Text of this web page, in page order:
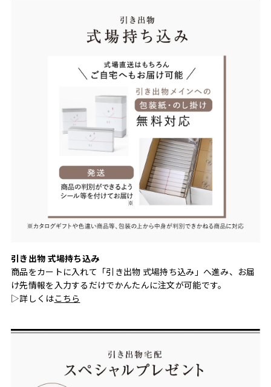
引き出物 式場持ち込み
商品をカートに入れて「引き出物 式場持ち込み」へ進み、お届
け先情報を入力するだけでかんたんに注文が可能です。
▷詳しくはこちら